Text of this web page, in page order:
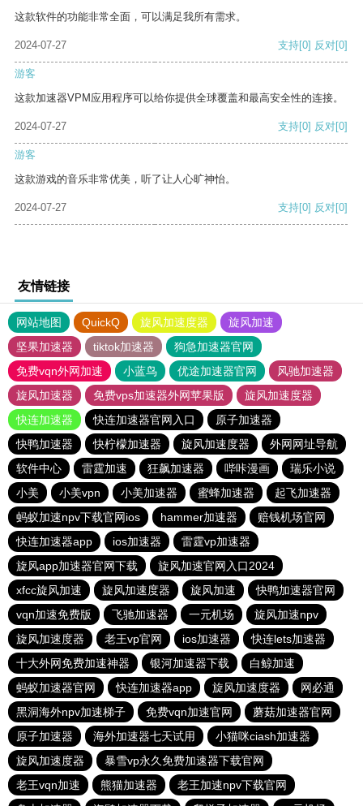
这款软件的功能非常全面，可以满足我所有需求。
2024-07-27 支持[0] 反对[0]
游客
这款加速器VPM应用程序可以给你提供全球覆盖和最高安全性的连接。
2024-07-27 支持[0] 反对[0]
游客
这款游戏的音乐非常优美，听了让人心旷神怡。
2024-07-27 支持[0] 反对[0]
友情链接
网站地图 QuickQ 旋风加速度器
旋风加速
坚果加速器
tiktok加速器
狗急加速器官网
免费vqn外网加速
小蓝鸟 优途加速器官网
风驰加速器
旋风加速器
免费vps加速器外网苹果版
旋风加速度器
快连加速器
快连加速器官网入口
原子加速器
快鸭加速器
快柠檬加速器 旋风加速度器
外网网址导航
软件中心
雷霆加速 狂飙加速器 哔咔漫画
瑞乐小说
小美
小美vpn 小美加速器 蜜蜂加速器
起飞加速器
蚂蚁加速npv下载官网ios
hammer加速器
赔钱机场官网
快连加速器app
ios加速器
雷霆vp加速器
旋风app加速器官网下载
旋风加速官网入口2024
xfcc旋风加速
旋风加速度器 旋风加速
快鸭加速器官网
vqn加速免费版
飞驰加速器 一元机场
旋风加速npv
旋风加速度器
老王vp官网 ios加速器
快连lets加速器
十大外网免费加速神器
银河加速器下载
白鲸加速
蚂蚁加速器官网
快连加速器app 旋风加速度器
网必通
黑洞海外npv加速梯子
免费vqn加速官网
蘑菇加速器官网
原子加速器
海外加速器七天试用
小猫咪ciash加速器
旋风加速度器
暴雪vp永久免费加速器下载官网
老王vqn加速
熊猫加速器
老王加速npv下载官网